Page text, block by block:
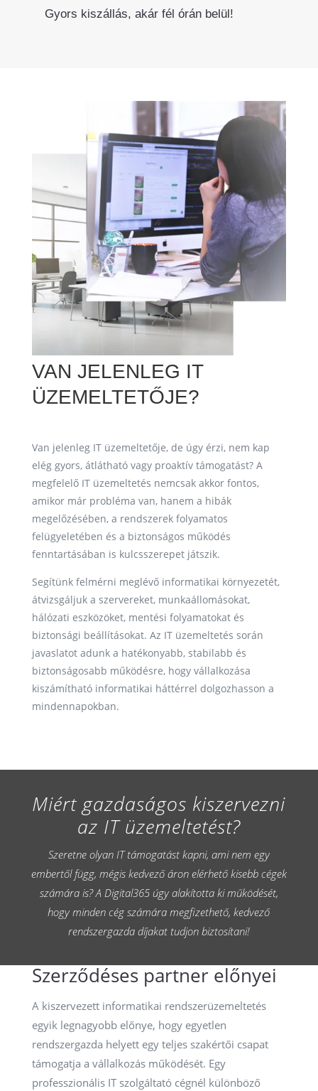
Gyors kiszállás, akár fél órán belül!
VAN JELENLEG IT
ÜZEMELTETŐJE?
Van jelenleg IT üzemeltetője, de úgy érzi, nem kap
elég gyors, átlátható vagy proaktív támogatást? A
megfelelő IT üzemeltetés nemcsak akkor fontos,
amikor már probléma van, hanem a hibák
megelőzésében, a rendszerek folyamatos
felügyeletében és a biztonságos működés
fenntartásában is kulcsszerepet játszik.
Segítünk felmérni meglévő informatikai környezetét,
átvizsgáljuk a szervereket, munkaállomásokat,
hálózati eszközöket, mentési folyamatokat és
biztonsági beállításokat. Az IT üzemeltetés során
javaslatot adunk a hatékonyabb, stabilabb és
biztonságosabb működésre, hogy vállalkozása
kiszámítható informatikai háttérrel dolgozhasson a
mindennapokban.
Miért gazdaságos kiszervezni
az IT üzemeltetést?
Szeretne olyan IT támogatást kapni, ami nem egy
embertől függ, mégis kedvező áron elérhető kisebb cégek
számára is? A Digital365 úgy alakította ki működését,
hogy minden cég számára megfizethető, kedvező
rendszergazda díjakat tudjon biztosítani!
Szerződéses partner előnyei
A kiszervezett informatikai rendszerüzemeltetés
egyik legnagyobb előnye, hogy egyetlen
rendszergazda helyett egy teljes szakértői csapat
támogatja a vállalkozás működését. Egy
professzionális IT szolgáltató cégnél különböző